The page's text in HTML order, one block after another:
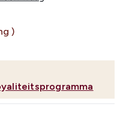
PRICE:
)